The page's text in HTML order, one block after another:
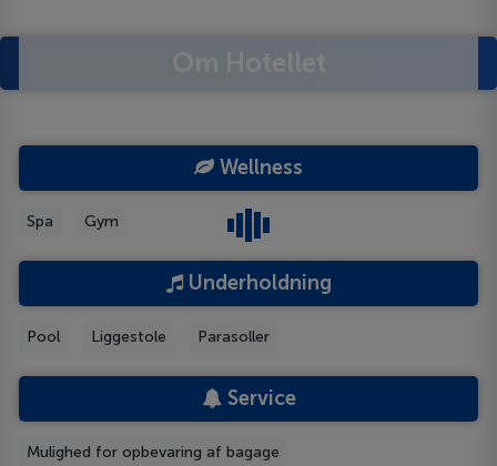
Wellness
Spa Gym
Underholdning
Pool Liggestole Parasoller
Service
Mulighed for opbevaring af bagage